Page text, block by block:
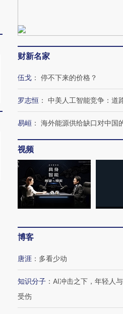
航飞行员跨国走私7万
粒摇头丸 尿检体内含3种
视线｜被称为“蟑
度Z世代 用街头
育部长拱下台
推广】走进第四届链博
会，让数智科技“链”接产
【特别呈现】寻
有意思的生活方式
财新名家
伍戈 ： 停不下来的价格？
罗志恒 ： 中美人工智能竞争：道
易峘 ： 海外能源供给缺口对中国
视频
博客
唐涯 ： 多看少动
知识分子 ： AI冲击之下，年轻人
受伤